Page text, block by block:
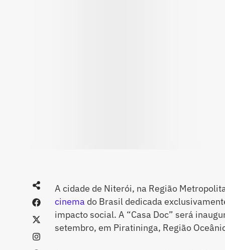
A cidade de Niterói, na Região
cinema do Brasil dedicada
impacto social. A “Casa Doc” será
setembro, em Piratininga, Região